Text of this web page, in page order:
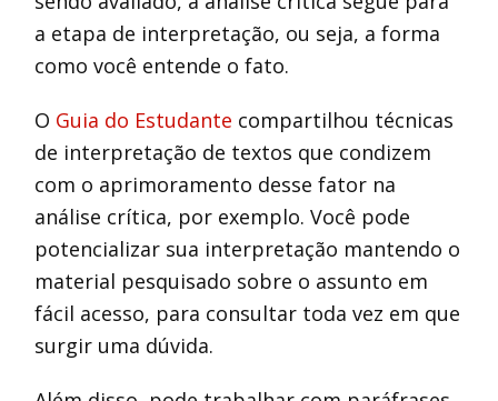
a etapa de interpretação, ou seja, a forma
como você entende o fato.
O Guia do Estudante compartilhou técnicas
de interpretação de textos que condizem
com o aprimoramento desse fator na
análise crítica, por exemplo. Você pode
potencializar sua interpretação mantendo o
material pesquisado sobre o assunto em
fácil acesso, para consultar toda vez em que
surgir uma dúvida.